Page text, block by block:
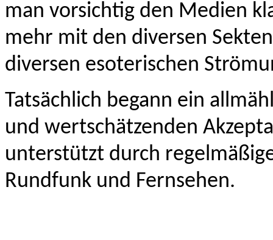
man vorsichtig den Medien
mehr mit den diversen
diversen esoterischen
Tatsächlich begann ein
und wertschätzenden
unterstützt durch
Rundfunk und Fernsehen.